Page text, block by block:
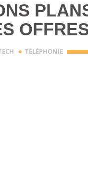
· TÉLÉPHONIE